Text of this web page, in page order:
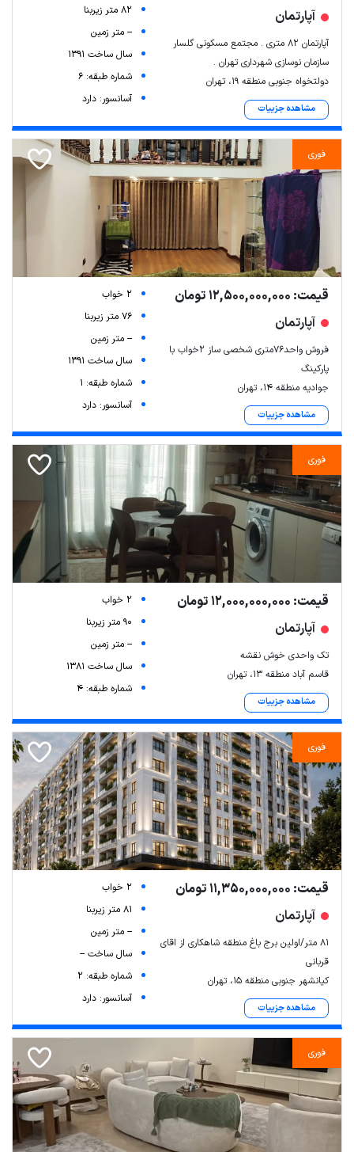
آپارتمان
آپارتمان ۸۲ متری . مجتمع مسکونی گلسار ‌
سازمان نوسازی شهرداری تهران .
دولتخواه جنوبی منطقه 19، تهران
مشاهده جزییات
82 متر زیربنا
-- متر زمین
سال ساخت 1391
شماره طبقه: 6
آسانسور: دارد
فوری
قیمت: 12,500,000,000 تومان
آپارتمان
فروش واحد76متری شخصی ساز 2خواب با
پارکینگ
جوادیه منطقه 14، تهران
مشاهده جزییات
2 خواب
76 متر زیربنا
-- متر زمین
سال ساخت 1391
شماره طبقه: 1
آسانسور: دارد
فوری
قیمت: 12,000,000,000 تومان
آپارتمان
تک واحدی خوش نقشه
قاسم آباد منطقه 13، تهران
مشاهده جزییات
2 خواب
90 متر زیربنا
-- متر زمین
سال ساخت 1381
شماره طبقه: 4
فوری
قیمت: 11,350,000,000 تومان
آپارتمان
۸۱ متر/اولین برج باغ منطقه شاهکاری از اقای
قربانی
کیانشهر جنوبی منطقه 15، تهران
مشاهده جزییات
2 خواب
81 متر زیربنا
-- متر زمین
سال ساخت --
شماره طبقه: 2
آسانسور: دارد
فوری